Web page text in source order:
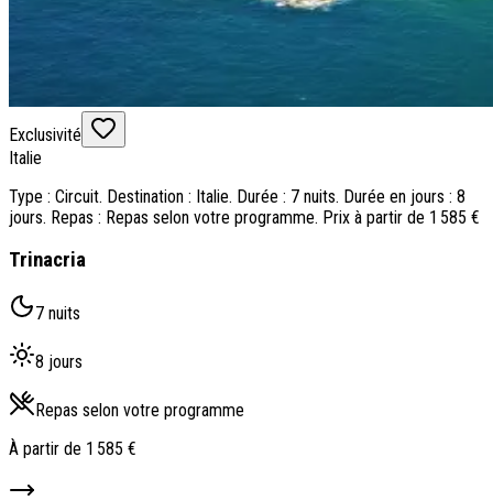
Exclusivité
Italie
Type : Circuit. Destination : Italie. Durée : 7 nuits. Durée en jours : 8
jours. Repas : Repas selon votre programme. Prix à partir de 1 585 €
Trinacria
7 nuits
8 jours
Repas selon votre programme
À partir de 1 585 €